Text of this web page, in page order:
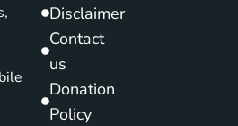
Disclaimer
Contact
us
Donation
Policy